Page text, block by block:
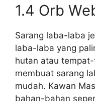
1.4 Orb
Sarang laba-laba
laba-laba yang
hutan atau
membuat sarang
mudah. Kawan
bahan-bahan